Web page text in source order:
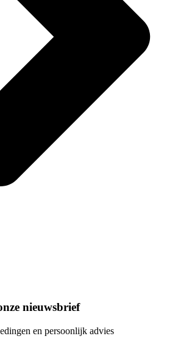
nieuwsbrief
en persoonlijk advies